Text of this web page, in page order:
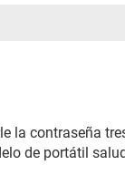
la contraseña
de portátil